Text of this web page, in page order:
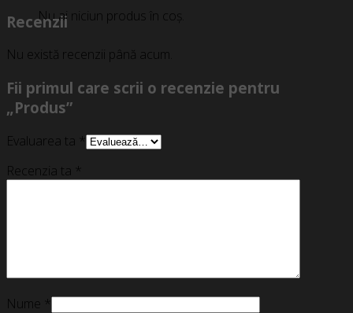
Nu ai niciun produs în coș.
Recenzii
Nu există recenzii până acum.
Fii primul care scrii o recenzie pentru
„Produs”
Evaluarea ta *
Recenzia ta *
Nume *